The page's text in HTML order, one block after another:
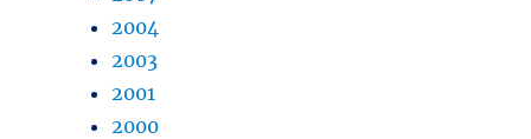
2004
2003
2001
2000